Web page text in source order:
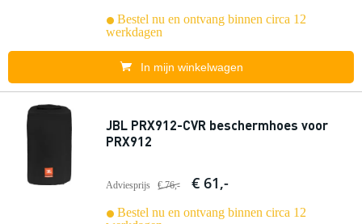
Bestel nu en ontvang binnen circa 12
werkdagen
In mijn winkelwagen
JBL PRX912-CVR beschermhoes voor
PRX912
Adviesprijs € 76,- € 61,-
Bestel nu en ontvang binnen circa 12